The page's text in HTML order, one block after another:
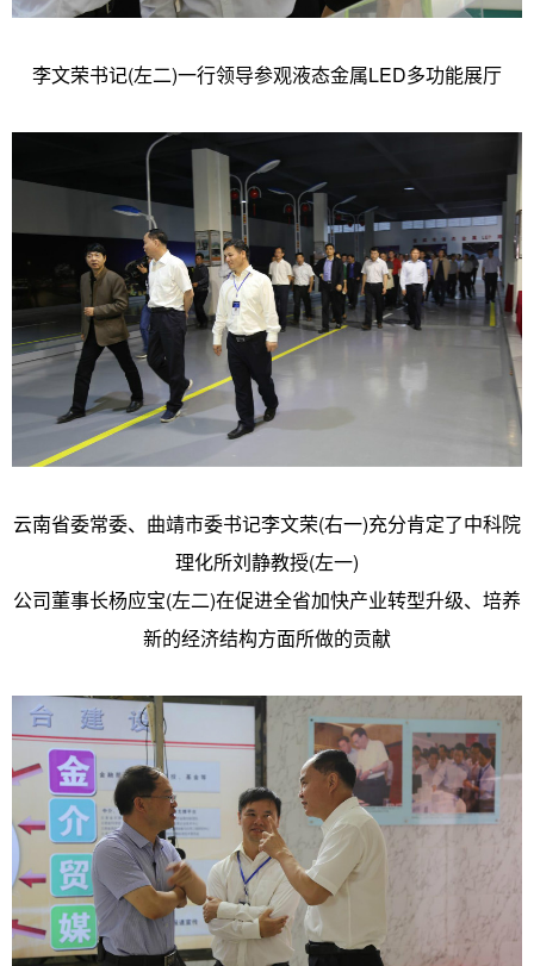
李文荣书记(左二)一行领导参观液态金属LED多功能展厅
云南省委常委、曲靖市委书记李文荣(右一)充分肯定了中科院
理化所刘静教授(左一)
公司董事长杨应宝(左二)在促进全省加快产业转型升级、培养
新的经济结构方面所做的贡献